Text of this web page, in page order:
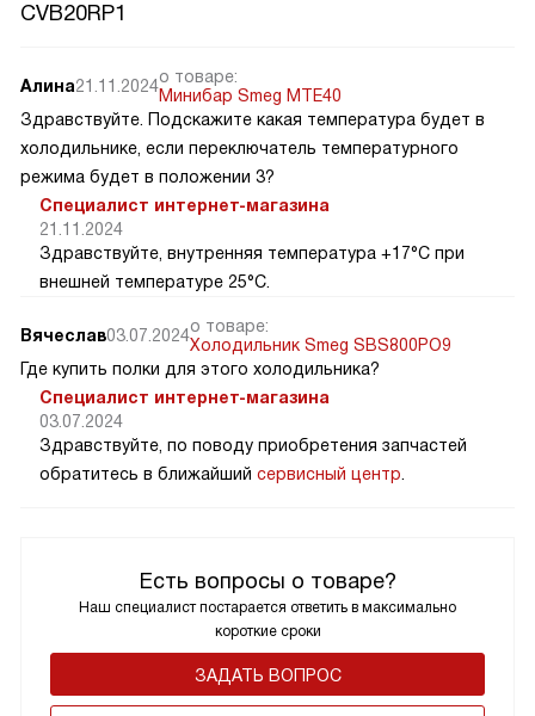
CVB20RP1
Есть вопросы о товаре?
Наш специалист постарается ответить в максимально
короткие сроки
ЗАДАТЬ ВОПРОС
Алина21.11.2024о товаре:
Минибар Smeg MTE40
Здравствуйте. Подскажите какая температура будет в
холодильнике, если переключатель температурного
режима будет в положении 3?
Специалист интернет-магазина
21.11.2024
Здравствуйте, внутренняя температура +17°C при
внешней температуре 25°C.
Вячеслав03.07.2024о товаре:
Холодильник Smeg SBS800PO9
Где купить полки для этого холодильника?
Специалист интернет-магазина
03.07.2024
Здравствуйте, по поводу приобретения запчастей
обратитесь в ближайший сервисный центр